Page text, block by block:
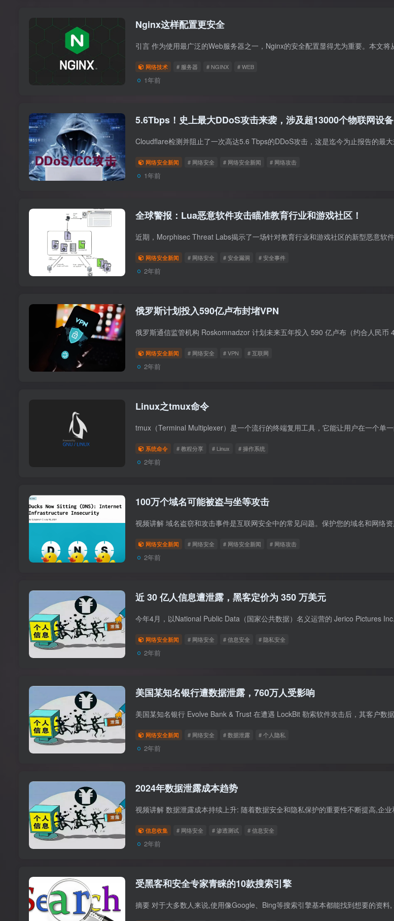
Nginx这样配置更安全
网络技术 # 服务器 # NGINX # WEB
1年前
5.6Tbps！史上最大DDoS攻击来袭，涉及超13000个物联网设备
网络安全新闻 # 网络安全 # 网络安全新闻 # 网络攻击
1年前
全球警报：Lua恶意软件攻击瞄准教育行业和游戏社区！
网络安全新闻 # 网络安全 # 安全漏洞 # 安全事件
2年前
俄罗斯计划投入590亿卢布封堵VPN
网络安全新闻 # 网络安全 # VPN # 互联网
2年前
Linux之tmux命令
系统命令 # 教程分享 # Linux # 操作系统
2年前
100万个域名可能被盗与坐等攻击
网络安全新闻 # 网络安全 # 网络安全新闻 # 网络攻击
2年前
近 30 亿人信息遭泄露，黑客定价为 350 万美元
网络安全新闻 # 网络安全 # 信息安全 # 隐私安全
2年前
美国某知名银行遭数据泄露，760万人受影响
网络安全新闻 # 网络安全 # 数据泄露 # 个人隐私
2年前
2024年数据泄露成本趋势
信息收集 # 网络安全 # 渗透测试 # 信息安全
2年前
受黑客和安全专家青睐的10款搜索引擎